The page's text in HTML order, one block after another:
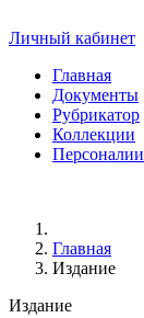
Личный кабинет
Главная
Документы
Рубрикатор
Коллекции
Персоналии
Главная
Издание
Издание